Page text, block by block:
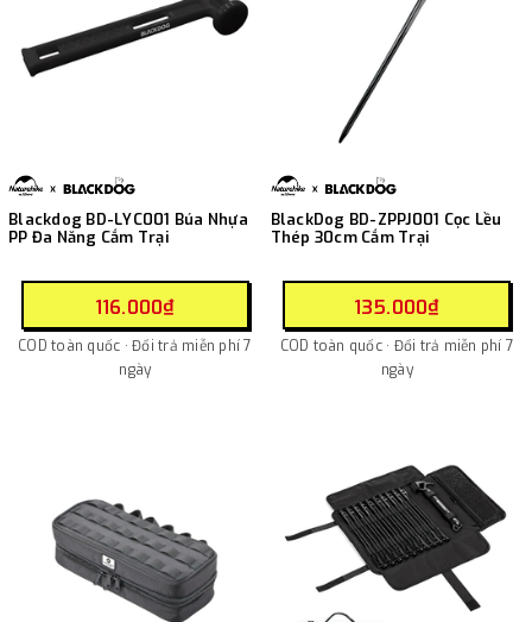
Blackdog BD-LYC001 Búa Nhựa
PP Đa Năng Cắm Trại
116.000₫
COD toàn quốc · Đổi trả miễn phí 7
ngày
BlackDog BD-ZPPJ001 Cọc Lều
Thép 30cm Cắm Trại
135.000₫
COD toàn quốc · Đổi trả miễn phí 7
ngày